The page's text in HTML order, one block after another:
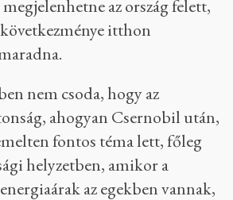
polgármestere, Dmitro
van esély arra, hogy az
katasztrófához mérhető
vagy potenciális
Aszódi Attila
típusú katasztrófa
történhet meg. Ha volna is egy
Magyarországra nem lenne